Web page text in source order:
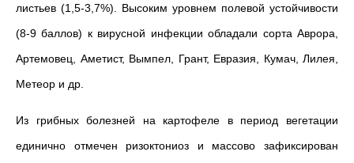
листьев (1,5-3,7%). Высоким уровнем полевой устойчивости
(8-9 баллов) к вирусной инфекции обладали сорта Аврора,
Артемовец, Аметист, Вымпел, Грант, Евразия, Кумач, Лилея,
Метеор и др.
Из грибных болезней на картофеле в период вегетации
единично отмечен ризоктониоз и массово зафиксирован